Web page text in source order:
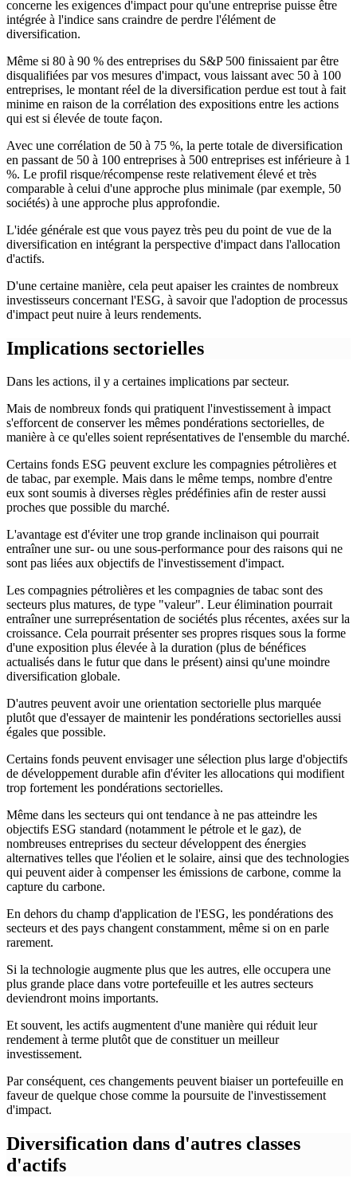
concerne les exigences d'impact pour qu'une entreprise puisse être
intégrée à l'indice sans craindre de perdre l'élément de
diversification.
Même si 80 à 90 % des entreprises du S&P 500 finissaient par être
disqualifiées par vos mesures d'impact, vous laissant avec 50 à 100
entreprises, le montant réel de la diversification perdue est tout à fait
minime en raison de la corrélation des expositions entre les actions
qui est si élevée de toute façon.
Avec une corrélation de 50 à 75 %, la perte totale de diversification
en passant de 50 à 100 entreprises à 500 entreprises est inférieure à 1
%. Le profil risque/récompense reste relativement élevé et très
comparable à celui d'une approche plus minimale (par exemple, 50
sociétés) à une approche plus approfondie.
L'idée générale est que vous payez très peu du point de vue de la
diversification en intégrant la perspective d'impact dans l'allocation
d'actifs.
D'une certaine manière, cela peut apaiser les craintes de nombreux
investisseurs concernant l'ESG, à savoir que l'adoption de processus
d'impact peut nuire à leurs rendements.
Implications sectorielles
Dans les actions, il y a certaines implications par secteur.
Mais de nombreux fonds qui pratiquent l'investissement à impact
s'efforcent de conserver les mêmes pondérations sectorielles, de
manière à ce qu'elles soient représentatives de l'ensemble du marché.
Certains fonds ESG peuvent exclure les compagnies pétrolières et
de tabac, par exemple. Mais dans le même temps, nombre d'entre
eux sont soumis à diverses règles prédéfinies afin de rester aussi
proches que possible du marché.
L'avantage est d'éviter une trop grande inclinaison qui pourrait
entraîner une sur- ou une sous-performance pour des raisons qui ne
sont pas liées aux objectifs de l'investissement d'impact.
Les compagnies pétrolières et les compagnies de tabac sont des
secteurs plus matures, de type "valeur". Leur élimination pourrait
entraîner une surreprésentation de sociétés plus récentes, axées sur la
croissance. Cela pourrait présenter ses propres risques sous la forme
d'une exposition plus élevée à la duration (plus de bénéfices
actualisés dans le futur que dans le présent) ainsi qu'une moindre
diversification globale.
D'autres peuvent avoir une orientation sectorielle plus marquée
plutôt que d'essayer de maintenir les pondérations sectorielles aussi
égales que possible.
Certains fonds peuvent envisager une sélection plus large d'objectifs
de développement durable afin d'éviter les allocations qui modifient
trop fortement les pondérations sectorielles.
Même dans les secteurs qui ont tendance à ne pas atteindre les
objectifs ESG standard (notamment le pétrole et le gaz), de
nombreuses entreprises du secteur développent des énergies
alternatives telles que l'éolien et le solaire, ainsi que des technologies
qui peuvent aider à compenser les émissions de carbone, comme la
capture du carbone.
En dehors du champ d'application de l'ESG, les pondérations des
secteurs et des pays changent constamment, même si on en parle
rarement.
Si la technologie augmente plus que les autres, elle occupera une
plus grande place dans votre portefeuille et les autres secteurs
deviendront moins importants.
Et souvent, les actifs augmentent d'une manière qui réduit leur
rendement à terme plutôt que de constituer un meilleur
investissement.
Par conséquent, ces changements peuvent biaiser un portefeuille en
faveur de quelque chose comme la poursuite de l'investissement
d'impact.
Diversification dans d'autres classes
d'actifs